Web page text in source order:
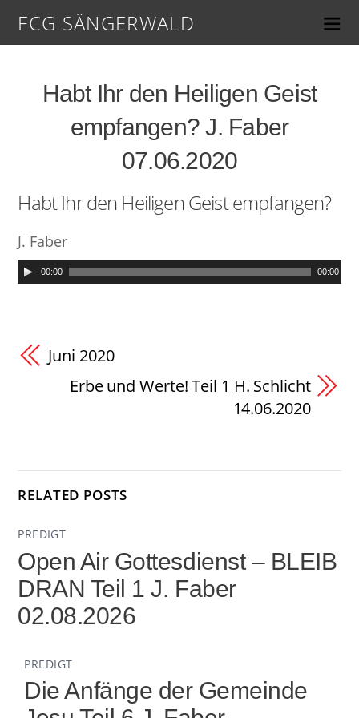
FCG SÄNGERWALD
Habt Ihr den Heiligen Geist
empfangen? J. Faber
07.06.2020
Habt Ihr den Heiligen Geist empfangen?
J. Faber
00:00 00:00
Juni 2020
Erbe und Werte! Teil 1 H. Schlicht
14.06.2020
RELATED POSTS
PREDIGT
Open Air Gottesdienst – BLEIB
DRAN Teil 1 J. Faber
02.08.2026
PREDIGT
Die Anfänge der Gemeinde